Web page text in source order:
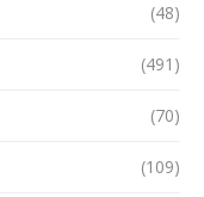
(48)
(491)
(70)
(109)